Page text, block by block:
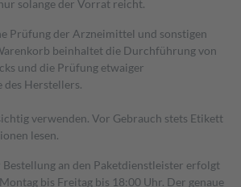
solange der Vorrat reicht.
Prüfung der Arzneimittel und sonstigen
beinhaltet die Durchführung von
und die Prüfung etwaiger
des Herstellers.
verwenden. Vor Gebrauch stets Etikett
lesen.
Bestellung an den Paketdienstleister erfolgt
bis Freitag bis 18:00 Uhr. Der genaue